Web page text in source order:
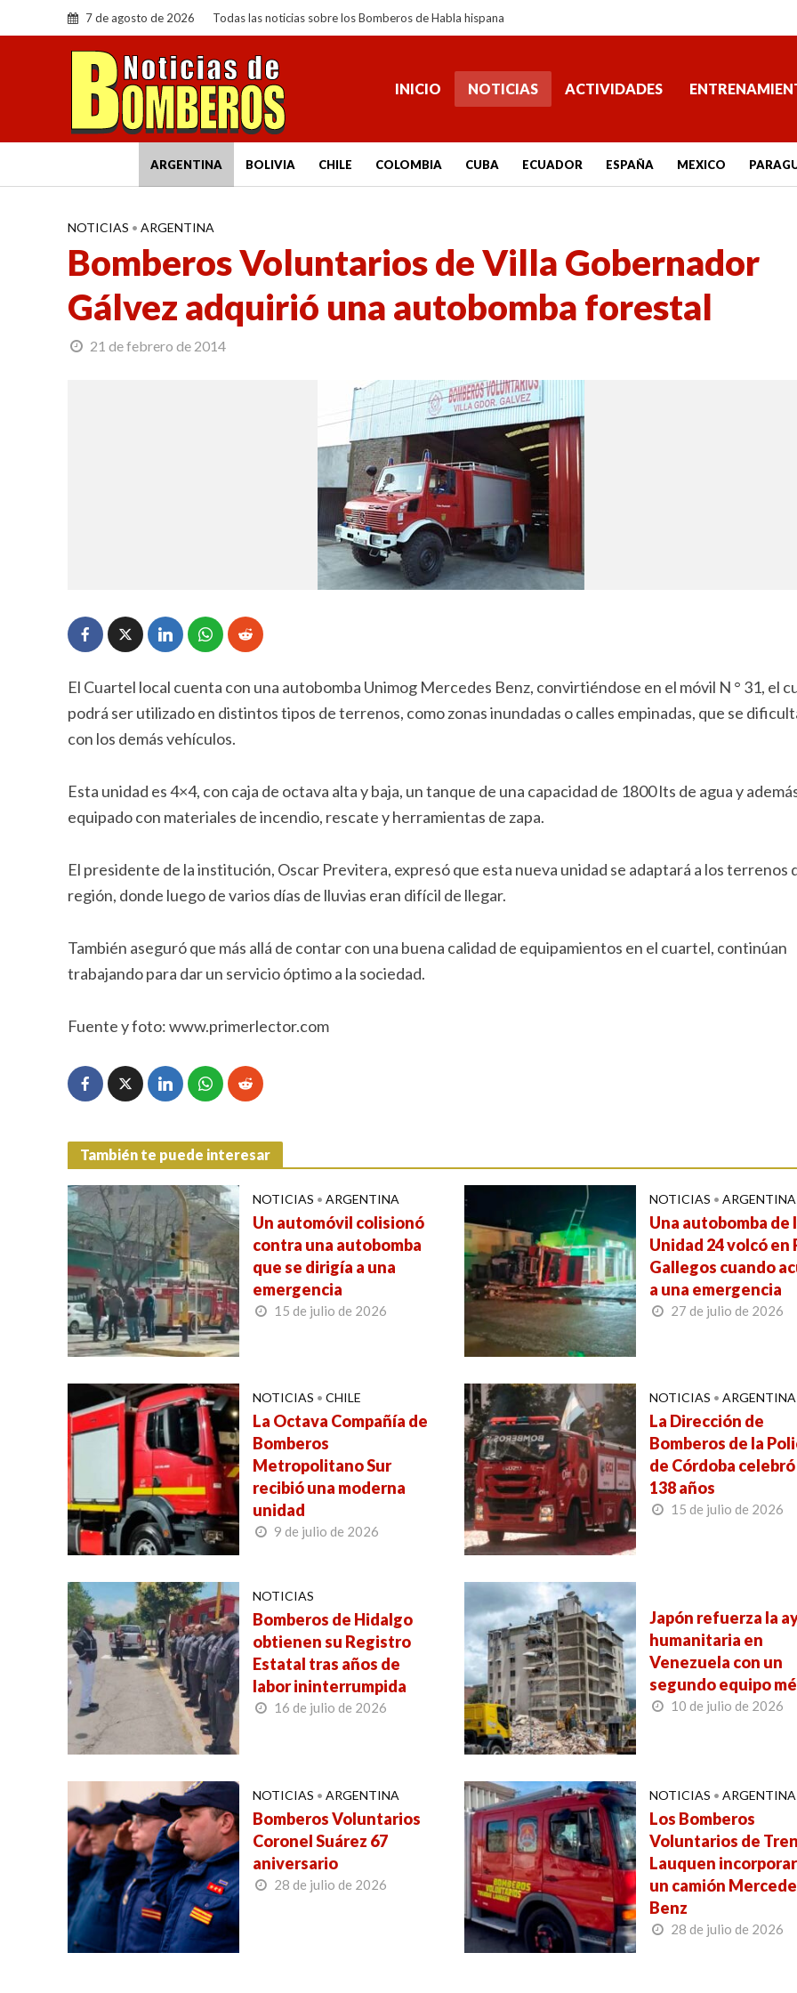
7 de agosto de 2026 Todas las noticias sobre los Bomberos de Habla hispana
INICIO NOTICIAS ACTIVIDADES
ARGENTINA BOLIVIA CHILE COLOMBIA CUBA ECUADOR ESPAÑA MEXICO
NOTICIAS • ARGENTINA
Bomberos Voluntarios de Villa Gobernador
Gálvez adquirió una autobomba forestal
21 de febrero de 2014
El Cuartel local cuenta con una autobomba Unimog Mercedes Benz, convirtiéndose en el móvil N ° 31, el
podrá ser utilizado en distintos tipos de terrenos, como zonas inundadas o calles empinadas, que se
con los demás vehículos.
Esta unidad es 4×4, con caja de octava alta y baja, un tanque de una capacidad de 1800 lts de agua y
equipado con materiales de incendio, rescate y herramientas de zapa.
El presidente de la institución, Oscar Previtera, expresó que esta nueva unidad se adaptará a los terrenos
región, donde luego de varios días de lluvias eran difícil de llegar.
También aseguró que más allá de contar con una buena calidad de equipamientos en el cuartel, continúan
trabajando para dar un servicio óptimo a la sociedad.
Fuente y foto: www.primerlector.com
También te puede interesar
NOTICIAS • ARGENTINA
Un automóvil colisionó
contra una autobomba
que se dirigía a una
emergencia
15 de julio de 2026
NOTICIAS • ARGENTINA
Una autobomba de
Unidad 24 volcó en
Gallegos cuando
a una emergencia
27 de julio de 2026
NOTICIAS • CHILE
La Octava Compañía de
Bomberos
Metropolitano Sur
recibió una moderna
unidad
9 de julio de 2026
NOTICIAS • ARGENTINA
La Dirección de
Bomberos de la
de Córdoba
138 años
15 de julio de 2026
NOTICIAS
Bomberos de Hidalgo
obtienen su Registro
Estatal tras años de
labor ininterrumpida
16 de julio de 2026
Japón refuerza la
humanitaria en
Venezuela con un
segundo equipo
10 de julio de 2026
NOTICIAS • ARGENTINA
Bomberos Voluntarios
Coronel Suárez 67
aniversario
28 de julio de 2026
NOTICIAS • ARGENTINA
Los Bomberos
Voluntarios de
Lauquen
un camión
Benz
28 de julio de 2026